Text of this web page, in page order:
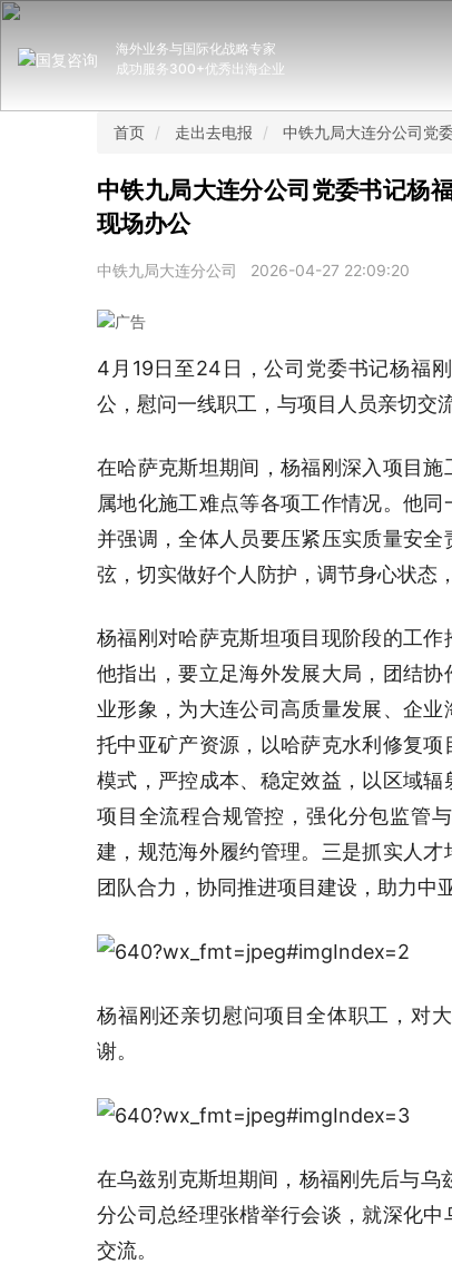
海外业务与国际化战略专家
成功服务300+优秀出海企业
首页 走出去电报 中铁九局大连分公司党
中铁九局大连分公司党委书记杨
现场办公
中铁九局大连分公司 2026-04-27 22:09:20
4月19日至24日，公司党委书记杨福
公，慰问一线职工，与项目人员亲切交流
在哈萨克斯坦期间，杨福刚深入项目
属地化施工难点等各项工作情况。他
并强调，全体人员要压紧压实质量安
弦，切实做好个人防护，调节身心状态
杨福刚对哈萨克斯坦项目现阶段的工
他指出，要立足海外发展大局，团结
业形象，为大连公司高质量发展、企
托中亚矿产资源，以哈萨克水利修复
模式，严控成本、稳定效益，以区域
项目全流程合规管控，强化分包监管
建，规范海外履约管理。三是抓实人
团队合力，协同推进项目建设，助力中
杨福刚还亲切慰问项目全体职工，对
谢。
在乌兹别克斯坦期间，杨福刚先后与
分公司总经理张楷举行会谈，就深化
交流。